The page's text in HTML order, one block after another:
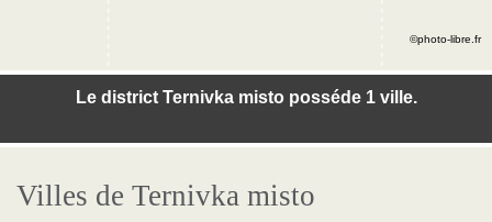
Le district Ternivka misto posséde 1 ville.
©photo-libre.fr
Villes de Ternivka misto